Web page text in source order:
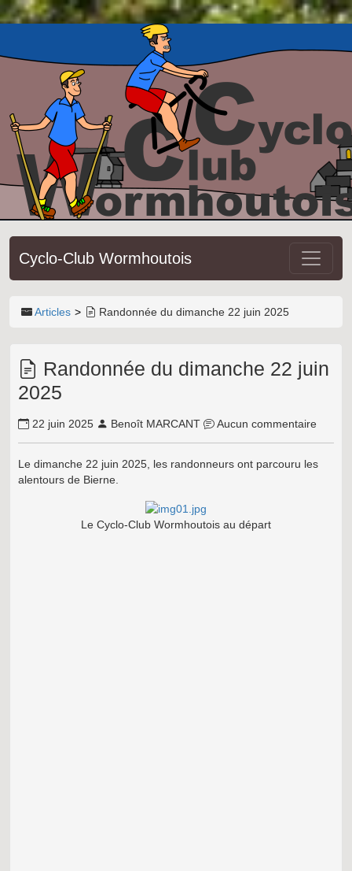
Cyclo-Club Wormhoutois
Articles Randonnée du dimanche 22 juin 2025
Randonnée du dimanche 22 juin
2025
22 juin 2025 Benoît MARCANT Aucun commentaire
Le dimanche 22 juin 2025, les randonneurs ont parcouru les
alentours de Bierne.
Le Cyclo-Club Wormhoutois au départ